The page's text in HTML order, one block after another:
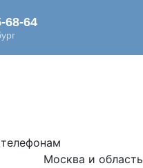
Москва и область